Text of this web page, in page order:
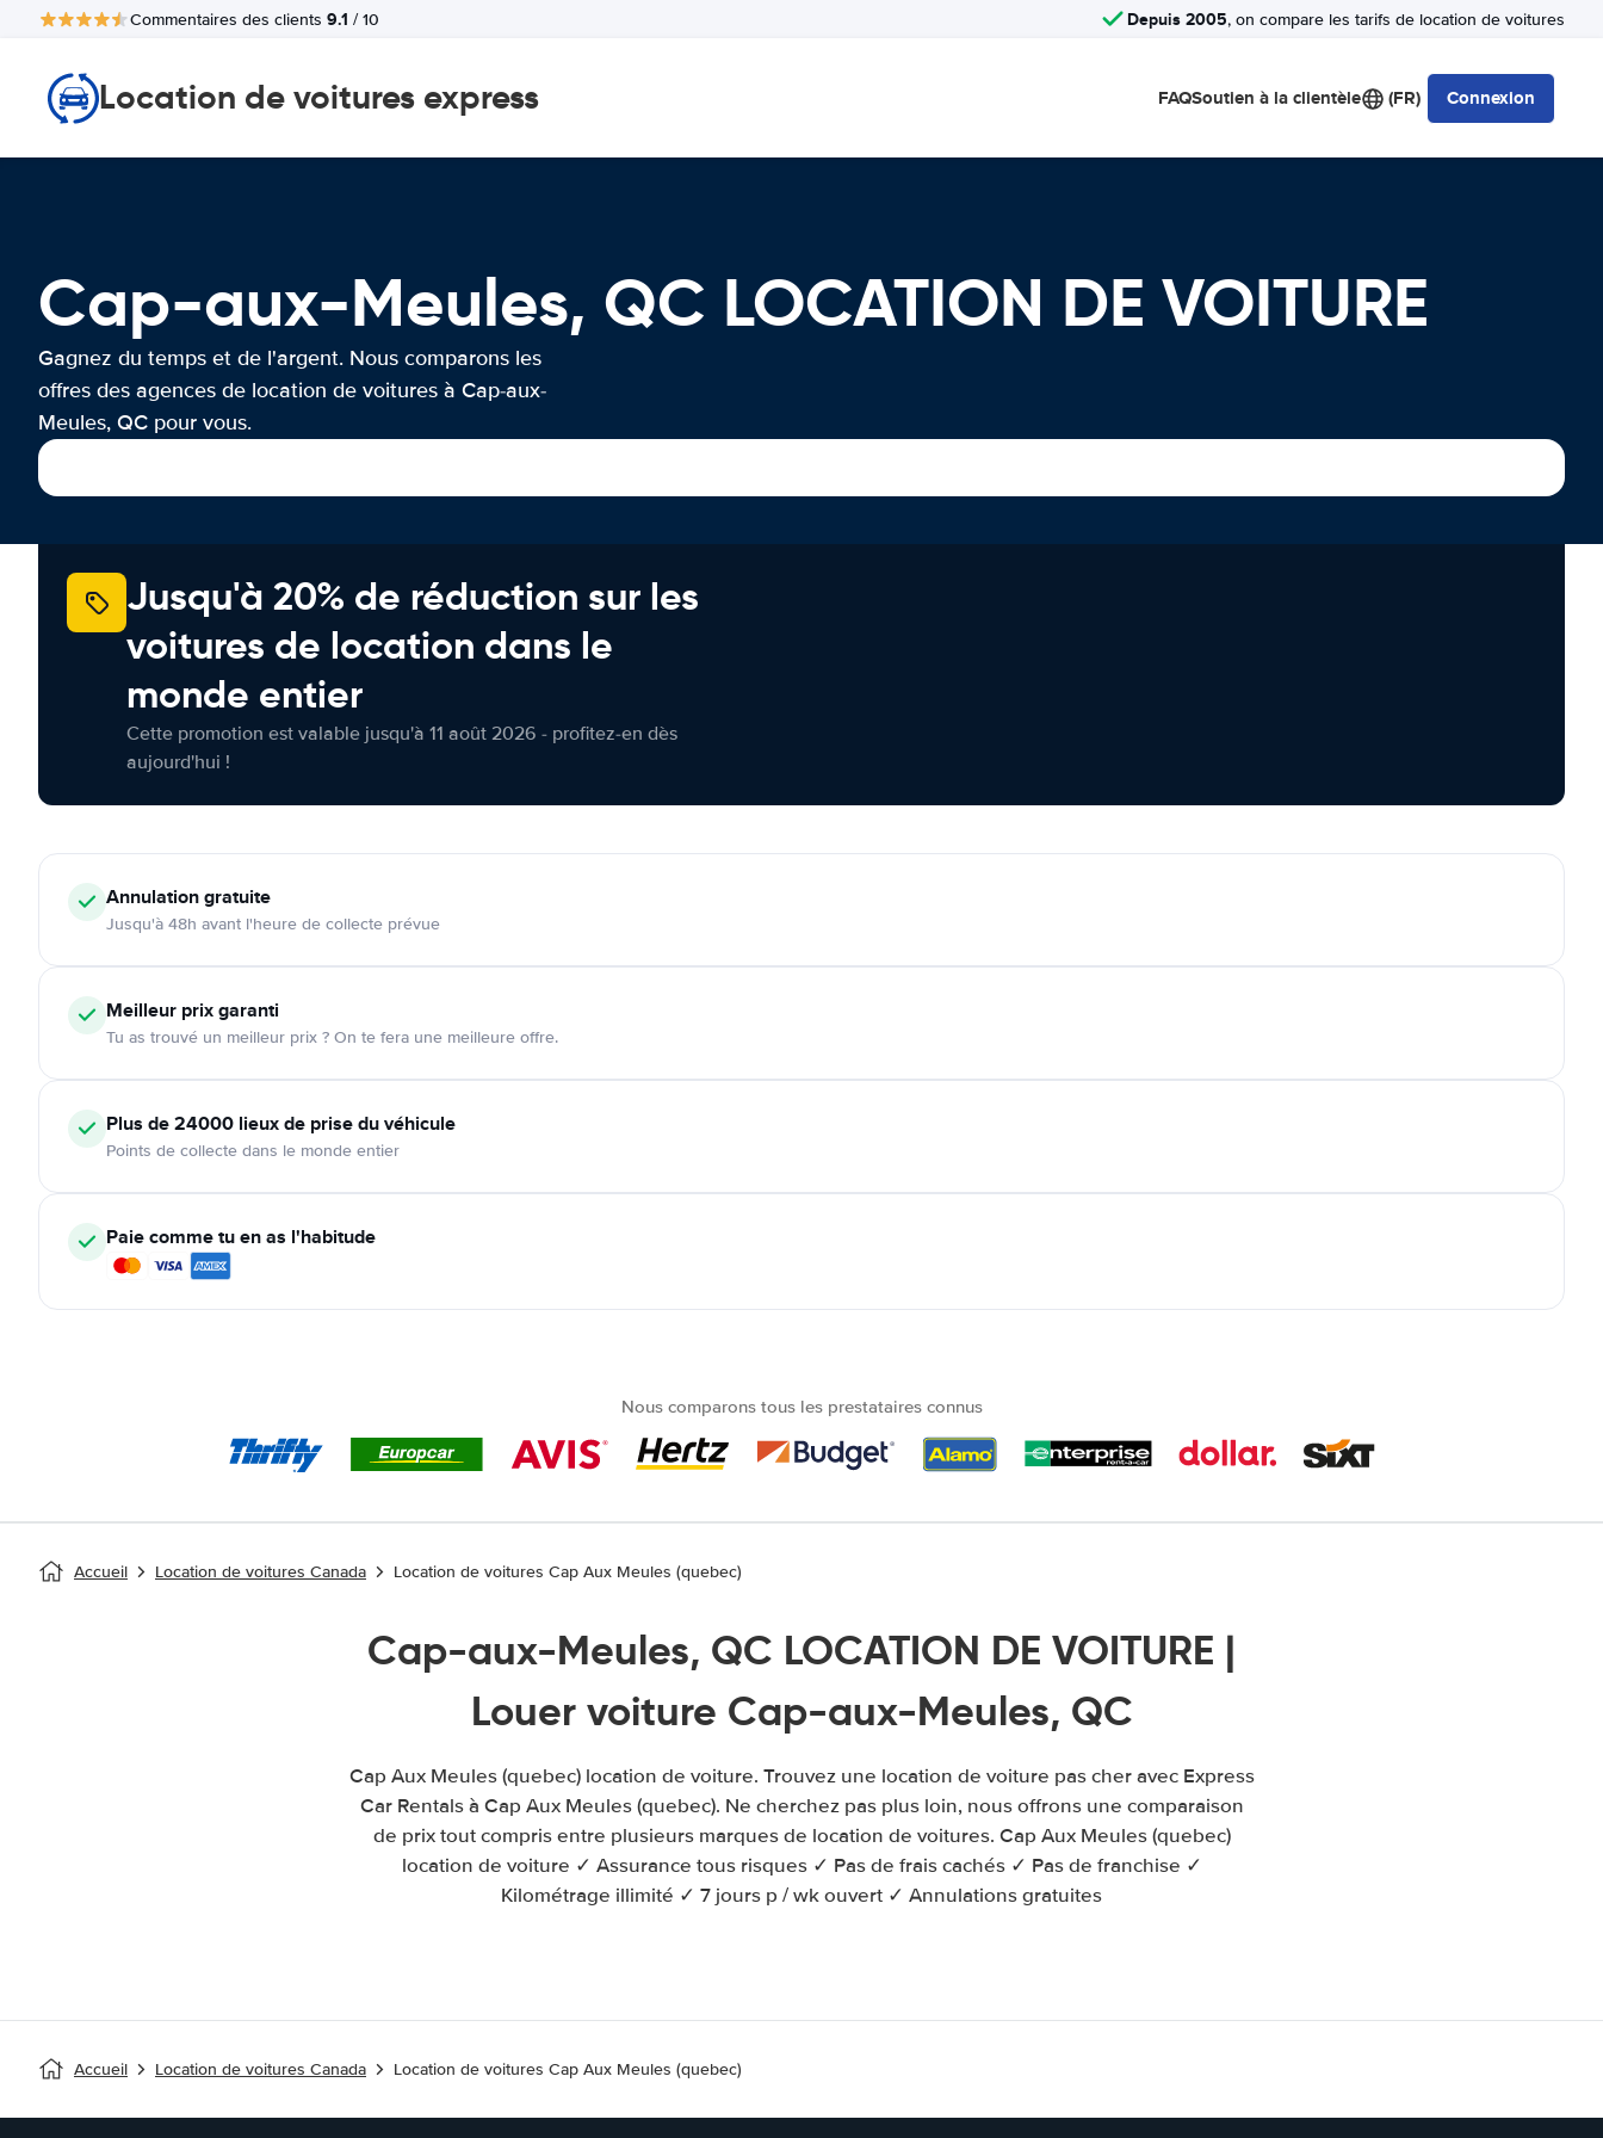
Commentaires des clients 9.1 / 10 Depuis 2005, on compare les tarifs de location de voitures
Location de voitures express FAQSoutien à la clientèle (FR) Connexion
Cap-aux-Meules, QC LOCATION DE VOITURE
Gagnez du temps et de l'argent. Nous comparons les
offres des agences de location de voitures à Cap-aux-
Meules, QC pour vous.
Jusqu'à 20% de réduction sur les
voitures de location dans le
monde entier
Cette promotion est valable jusqu'à 11 août 2026 - profitez-en dès
aujourd'hui !
Annulationgratuite
Jusqu'à 48h avant l'heure de collecte prévue
Meilleur prix garanti
Tu as trouvé un meilleur prix ? On te fera une meilleure offre.
Plus de 24000 lieux de prise du véhicule
Points de collecte dans le monde entier
Paie comme tu en as l'habitude
Nous comparons tous les prestataires connus
Accueil Location de voitures Canada Location de voitures Cap Aux Meules (quebec)
Cap-aux-Meules, QC LOCATION DE VOITURE |
Louer voiture Cap-aux-Meules, QC
Cap Aux Meules (quebec) location de voiture. Trouvez une location de voiture pas cher avec Express
Car Rentals à Cap Aux Meules (quebec). Ne cherchez pas plus loin, nous offrons une comparaison
de prix tout compris entre plusieurs marques de location de voitures. Cap Aux Meules (quebec)
location de voiture ✓ Assurance tous risques ✓ Pas de frais cachés ✓ Pas de franchise ✓
Kilométrage illimité ✓ 7 jours p / wk ouvert ✓ Annulations gratuites
Accueil Location de voitures Canada Location de voitures Cap Aux Meules (quebec)